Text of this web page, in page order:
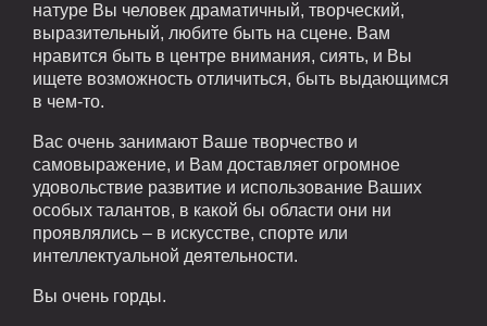
натуре Вы человек драматичный, творческий,
выразительный, любите быть на сцене. Вам
нравится быть в центре внимания, сиять, и Вы
ищете возможность отличиться, быть выдающимся
в чем-то.
Вас очень занимают Ваше творчество и
самовыражение, и Вам доставляет огромное
удовольствие развитие и использование Ваших
особых талантов, в какой бы области они ни
проявлялись – в искусстве, спорте или
интеллектуальной деятельности.
Вы очень горды.